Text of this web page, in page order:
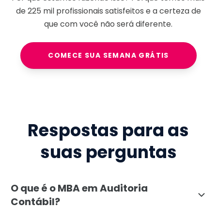
de225 milprofissionais satisfeitos e a certeza de
que com você não será diferente.
COMECE SUA SEMANA GRÁTIS
Respostas para as
suas perguntas
O que é o MBA em Auditoria
Contábil?